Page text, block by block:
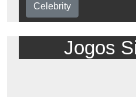
Celebrity
Jogos